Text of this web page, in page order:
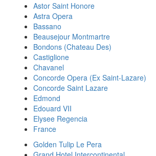
Astor Saint Honore
Astra Opera
Bassano
Beausejour Montmartre
Bondons (Chateau Des)
Castiglione
Chavanel
Concorde Opera (Ex Saint-Lazare)
Concorde Saint Lazare
Edmond
Edouard VII
Elysee Regencia
France
Golden Tulip Le Pera